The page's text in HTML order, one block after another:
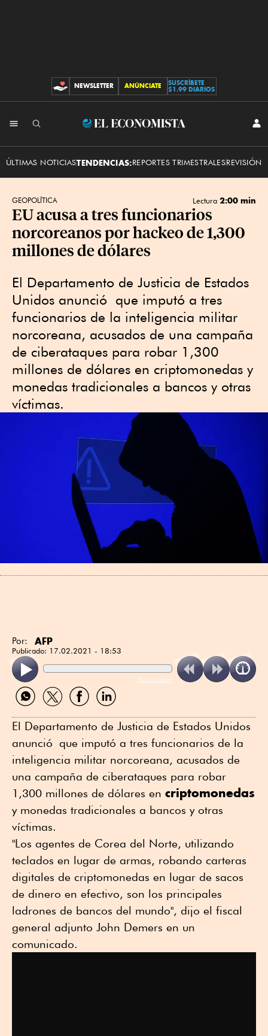
CONTRIBUCIONES
NEWSLETTER ANÚNCIATE
SUSCRÍBETE
$1.99 DIARIOS
El
ÚLTIMAS NOTICIASTENDENCIAS:REPORTES TRIMESTRALESREVISIÓN
GEOPOLÍTICA Lectura 2:00 min
EU acusa a tres funcionarios
norcoreanos por hackeo de 1,300
millones de dólares
El Departamento de Justicia de Estados
Unidos anunció que imputó a tres
funcionarios de la inteligencia militar
norcoreana, acusados de una campaña
de ciberataques para robar 1,300
millones de dólares en criptomonedas y
monedas tradicionales a bancos y otras
víctimas.
Por: AFP
Publicado: 17.02.2021 - 18:53
ReadSpeaker
Compartir
por
Compartir
por
Compartir
por
Compartir
por
El Departamento de Justicia de Estados Unidos
anunció que imputó a tres funcionarios de la
inteligencia militar norcoreana, acusados de
una campaña de ciberataques para robar
1,300 millones de dólares en criptomonedas
y monedas tradicionales a bancos y otras
víctimas.
"Los agentes de Corea del Norte, utilizando
teclados en lugar de armas, robando carteras
digitales de criptomonedas en lugar de sacos
de dinero en efectivo, son los principales
ladrones de bancos del mundo", dijo el fiscal
general adjunto John Demers en un
comunicado.